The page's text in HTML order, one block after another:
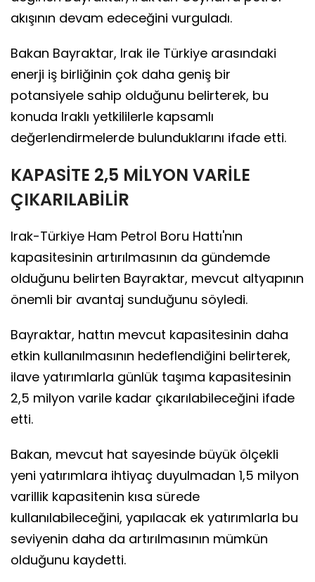
akışının devam edeceğini vurguladı.
Bakan Bayraktar, Irak ile Türkiye arasındaki
enerji iş birliğinin çok daha geniş bir
potansiyele sahip olduğunu belirterek, bu
konuda Iraklı yetkililerle kapsamlı
değerlendirmelerde bulunduklarını ifade etti.
KAPASİTE 2,5 MİLYON VARİLE
ÇIKARILABİLİR
Irak-Türkiye Ham Petrol Boru Hattı'nın
kapasitesinin artırılmasının da gündemde
olduğunu belirten Bayraktar, mevcut altyapının
önemli bir avantaj sunduğunu söyledi.
Bayraktar, hattın mevcut kapasitesinin daha
etkin kullanılmasının hedeflendiğini belirterek,
ilave yatırımlarla günlük taşıma kapasitesinin
2,5 milyon varile kadar çıkarılabileceğini ifade
etti.
Bakan, mevcut hat sayesinde büyük ölçekli
yeni yatırımlara ihtiyaç duyulmadan 1,5 milyon
varillik kapasitenin kısa sürede
kullanılabileceğini, yapılacak ek yatırımlarla bu
seviyenin daha da artırılmasının mümkün
olduğunu kaydetti.